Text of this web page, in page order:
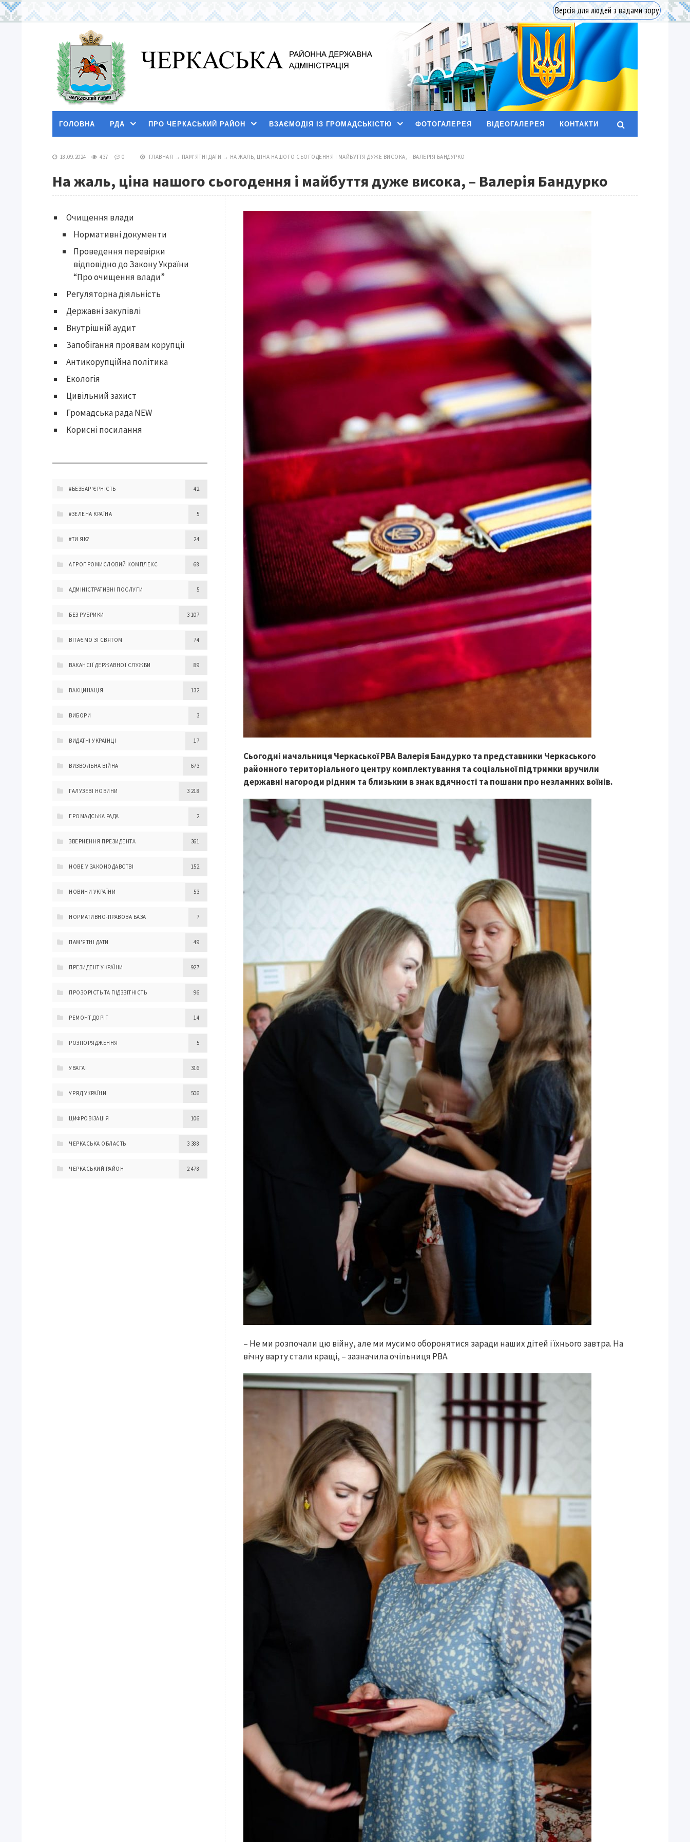
Версія для людей з вадами зору
ГОЛОВНА РДА ПРО ЧЕРКАСЬКИЙ РАЙОН ВЗАЄМОДІЯ ІЗ ГРОМАДСЬКІСТЮ ФОТОГАЛЕРЕЯ ВІДЕОГАЛЕРЕЯ КОНТАКТИ
18.09.2024 437 0 ГЛАВНАЯ → ПАМ'ЯТНІ ДАТИ → НА ЖАЛЬ, ЦІНА НАШОГО СЬОГОДЕННЯ І МАЙБУТТЯ ДУЖЕ ВИСОКА, – ВАЛЕРІЯ БАНДУРКО
На жаль, ціна нашого сьогодення і майбуття дуже висока, – Валерія Бандурко
Сьогодні начальниця Черкаської РВА Валерія Бандурко та представники Черкаського
районного територіального центру комплектування та соціальної підтримки вручили
державні нагороди рідним та близьким в знак вдячності та пошани про незламних воїнів.
– Не ми розпочали цю війну, але ми мусимо оборонятися заради наших дітей і їхнього завтра. На
вічну варту стали кращі, – зазначила очільниця РВА.
Очищення влади
Нормативні документи
Проведення перевірки
відповідно до Закону України
“Про очищення влади”
Регуляторна діяльність
Державні закупівлі
Внутрішній аудит
Запобігання проявам корупції
Антикорупційна політика
Екологія
Цивільний захист
Громадська рада NEW
Корисні посилання
#БЕЗБАР'ЄРНІСТЬ 42
#ЗЕЛЕНА КРАЇНА 5
#ТИ ЯК? 24
АГРОПРОМИСЛОВИЙ КОМПЛЕКС 68
АДМІНІСТРАТИВНІ ПОСЛУГИ 5
БЕЗ РУБРИКИ 3 107
ВІТАЄМО ЗІ СВЯТОМ 74
ВАКАНСІЇ ДЕРЖАВНОЇ СЛУЖБИ 89
ВАКЦИНАЦІЯ 132
ВИБОРИ 3
ВИДАТНІ УКРАЇНЦІ 17
ВИЗВОЛЬНА ВІЙНА 673
ГАЛУЗЕВІ НОВИНИ 3 218
ГРОМАДСЬКА РАДА 2
ЗВЕРНЕННЯ ПРЕЗИДЕНТА 361
НОВЕ У ЗАКОНОДАВСТВІ 152
НОВИНИ УКРАЇНИ 53
НОРМАТИВНО-ПРАВОВА БАЗА 7
ПАМ'ЯТНІ ДАТИ 49
ПРЕЗИДЕНТ УКРАЇНИ 927
ПРОЗОРІСТЬ ТА ПІДЗВІТНІСТЬ 96
РЕМОНТ ДОРІГ 14
РОЗПОРЯДЖЕННЯ 5
УВАГА! 316
УРЯД УКРАЇНИ 506
ЦИФРОВІЗАЦІЯ 106
ЧЕРКАСЬКА ОБЛАСТЬ 3 388
ЧЕРКАСЬКИЙ РАЙОН 2 478